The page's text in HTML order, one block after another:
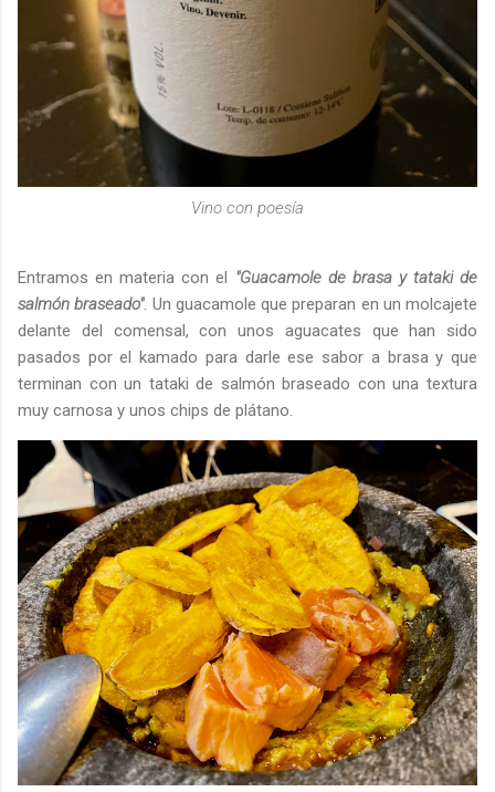
Vino con poesía
Entramos en materia con el "Guacamole de brasa y tataki de
salmón braseado". Un guacamole que preparan en un molcajete
delante del comensal, con unos aguacates que han sido
pasados por el kamado para darle ese sabor a brasa y que
terminan con un tataki de salmón braseado con una textura
muy carnosa y unos chips de plátano.